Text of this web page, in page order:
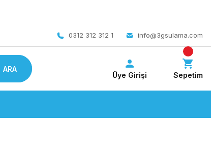
0312 312 312 1 info@3gsulama.com
ARA
Üye Girişi Sepetim